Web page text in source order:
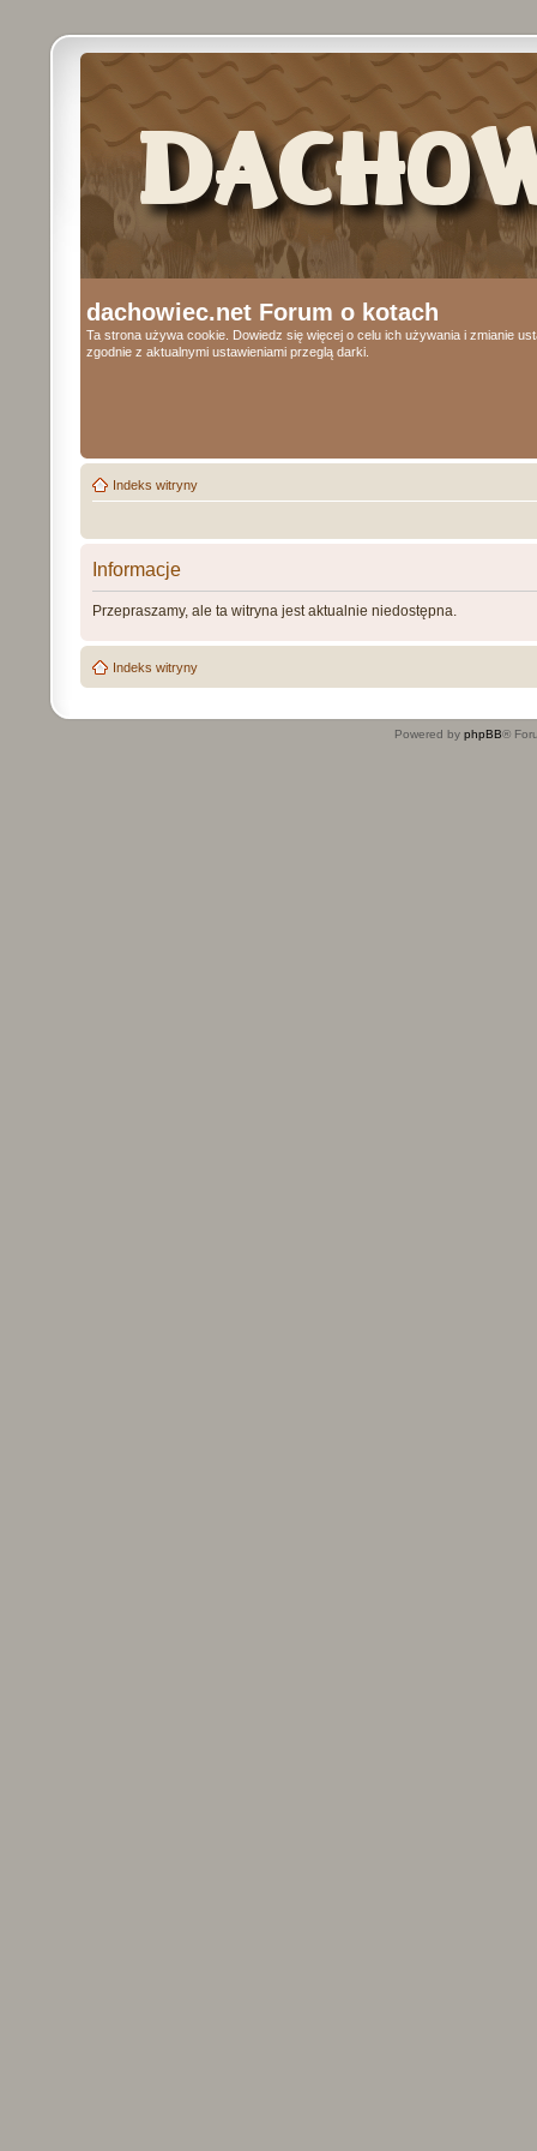
dachowiec.net Forum o kotach
Ta strona używa cookie. Dowiedz się więcej o celu ich używania i zmianie
zgodnie z aktualnymi ustawieniami przeglą darki.
Indeks witryny
Informacje
Przepraszamy, ale ta witryna jest aktualnie niedostępna.
Indeks witryny
Powered by phpBB®